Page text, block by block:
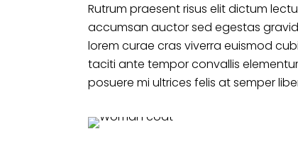
Rutrum praesent risus elit dictum
accumsan auctor sed egestas
lorem curae cras viverra euismod
taciti ante tempor convallis
posuere mi ultrices felis at semper